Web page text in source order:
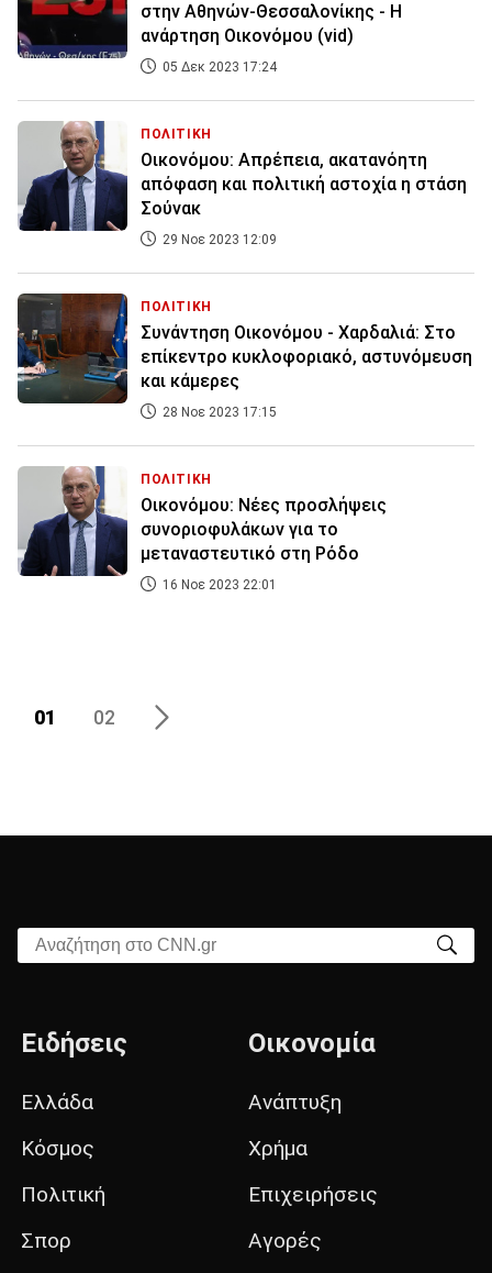
στην Αθηνών-Θεσσαλονίκης - Η
ανάρτηση Οικονόμου (vid)
05 Δεκ 2023 17:24
ΠΟΛΙΤΙΚΗ
Οικονόμου: Απρέπεια, ακατανόητη
απόφαση και πολιτική αστοχία η στάση
Σούνακ
29 Νοε 2023 12:09
ΠΟΛΙΤΙΚΗ
Συνάντηση Οικονόμου - Χαρδαλιά: Στο
επίκεντρο κυκλοφοριακό, αστυνόμευση
και κάμερες
28 Νοε 2023 17:15
ΠΟΛΙΤΙΚΗ
Οικονόμου: Νέες προσλήψεις
συνοριοφυλάκων για το
μεταναστευτικό στη Ρόδο
16 Νοε 2023 22:01
01 02
Αναζήτηση στο CNN.gr
Ειδήσεις
Ελλάδα
Κόσμος
Πολιτική
Σπορ
Οικονομία
Ανάπτυξη
Χρήμα
Επιχειρήσεις
Αγορές